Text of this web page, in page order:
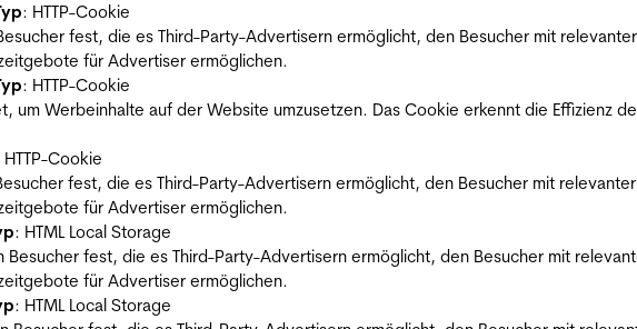
: HTTP-Cookie
fest, die es Third-Party-Advertisern ermöglicht, den Besucher mit
für Advertiser ermöglichen.
: HTTP-Cookie
um Werbeinhalte auf der Website umzusetzen. Das Cookie erkennt die Effizienz
HTTP-Cookie
fest, die es Third-Party-Advertisern ermöglicht, den Besucher mit
für Advertiser ermöglichen.
: HTML Local Storage
Besucher fest, die es Third-Party-Advertisern ermöglicht, den Besucher mit
für Advertiser ermöglichen.
: HTML Local Storage